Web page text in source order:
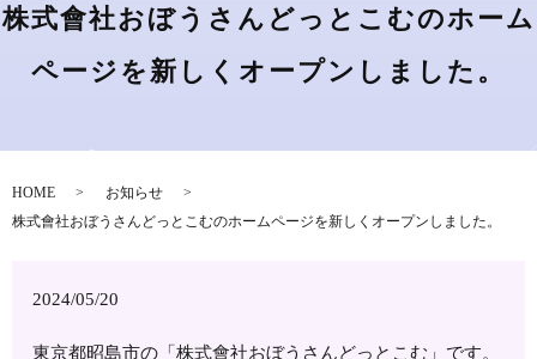
株式會社おぼうさんどっとこむのホーム
ページを新しくオープンしました。
HOME
お知らせ
株式會社おぼうさんどっとこむのホームページを新しくオープンしました。
2024/05/20
東京都昭島市の「株式會社おぼうさんどっとこむ」です。